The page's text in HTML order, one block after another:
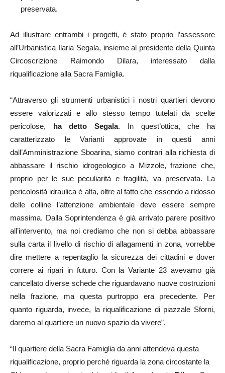
preservata.
Ad illustrare entrambi i progetti, è stato proprio l’assessore
all’Urbanistica Ilaria Segala, insieme al presidente della Quinta
Circoscrizione Raimondo Dilara, interessato dalla
riqualificazione alla Sacra Famiglia.
“Attraverso gli strumenti urbanistici i nostri quartieri devono
essere valorizzati e allo stesso tempo tutelati da scelte
pericolose, ha detto Segala. In quest’ottica, che ha
caratterizzato le Varianti approvate in questi anni
dall’Amministrazione Sboarina, siamo contrari alla richiesta di
abbassare il rischio idrogeologico a Mizzole, frazione che,
proprio per le sue peculiarità e fragilità, va preservata. La
pericolosità idraulica è alta, oltre al fatto che essendo a ridosso
delle colline l’attenzione ambientale deve essere sempre
massima. Dalla Soprintendenza è già arrivato parere positivo
all’intervento, ma noi crediamo che non si debba abbassare
sulla carta il livello di rischio di allagamenti in zona, vorrebbe
dire mettere a repentaglio la sicurezza dei cittadini e dover
correre ai ripari in futuro. Con la Variante 23 avevamo già
cancellato diverse schede che riguardavano nuove costruzioni
nella frazione, ma questa purtroppo era precedente. Per
quanto riguarda, invece, la riqualificazione di piazzale Sforni,
daremo al quartiere un nuovo spazio da vivere”.
“Il quartiere della Sacra Famiglia da anni attendeva questa
riqualificazione, proprio perché riguarda la zona circostante la